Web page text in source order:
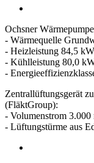
Ochsner
- Wärmequelle
- Heizleistung 84,5 kW
- Kühlleistung 80,0
-
Zentrallüftungsgerät
(FläktGroup):
- Volumenstrom 3.000
- Lüftungstürme aus